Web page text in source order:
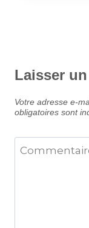
Laisser
Votre adresse e-
obligatoires sont